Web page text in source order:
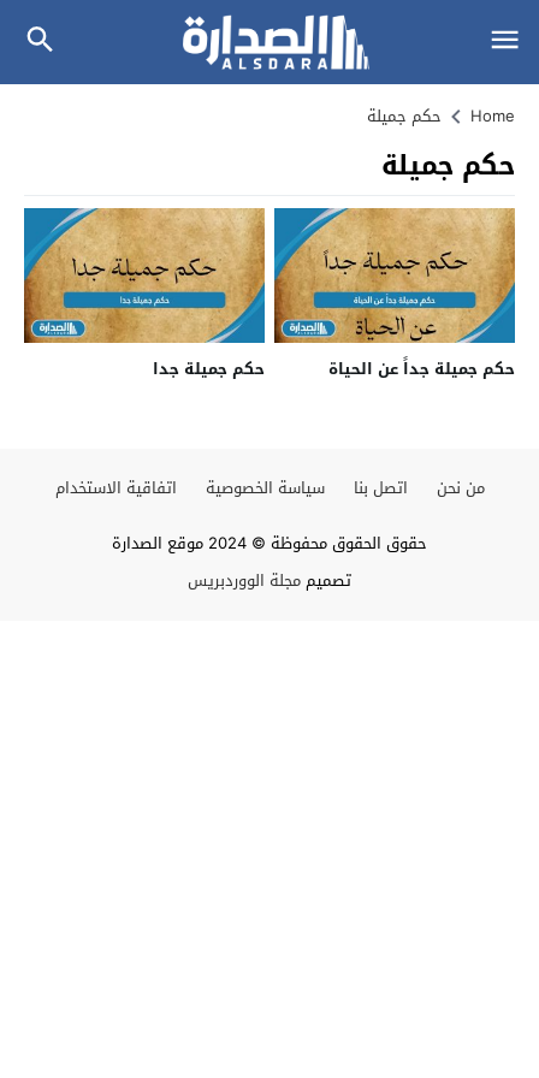
Home حكم جميلة
حكم جميلة
حكم جميلة جداً عن الحياة حكم جميلة جدا
من نحن اتصل بنا سياسة الخصوصية
اتفاقية الاستخدام
حقوق الحقوق محفوظة © 2024 موقع الصدارة
تصميممجلة الووردبريس